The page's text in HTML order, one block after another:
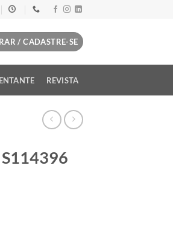
/ CADASTRE-SE
REVISTA